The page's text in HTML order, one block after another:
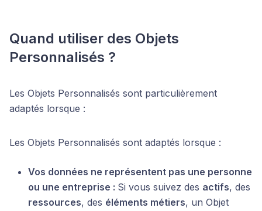
Quand utiliser des Objets
Personnalisés ?
Les Objets Personnalisés sont particulièrement
adaptés lorsque :
Les Objets Personnalisés sont adaptés lorsque :
Vos données ne représentent pas une personne
ou une entreprise : Si vous suivez des actifs, des
ressources, des éléments métiers, un Objet